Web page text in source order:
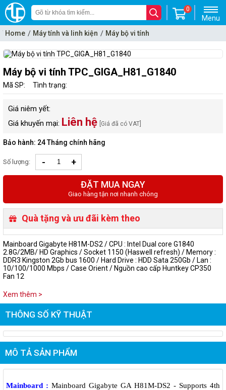
Menu
0
Home Máy tính và linh kiện
Máy bộ vi tính
Máy bộ Trần Phong(TPC)
Máy bộ vi tính TPC_GIGA_H81_G1840
Mã SP: Tình trạng:
Giá niêm yết:
Giá khuyến mại: Liên hệ [Giá đã có VAT]
Bảo hành: 24 Tháng chính hãng
Số lượng: - +
ĐẶT MUA NGAY
Giao hàng tận nơi nhanh chóng
Quà tặng và ưu đãi kèm theo
Mainboard Gigabyte H81M-DS2 / CPU : Intel Dual core G1840
2.8G/2MB/ HD Graphics / Socket 1150 (Haswell refresh) / Memory :
DDR3 Kingston 2Gb bus 1600 / Hard Drive : HDD Sata 250Gb / Lan :
10/100/1000 Mbps / Case Orient / Nguồn cao cấp Huntkey CP350
Fan 12
Xem thêm >
THÔNG SỐ KỸ THUẬT
MÔ TẢ SẢN PHẨM
Mainboard : Mainboard Gigabyte GA H81M-DS2 - Supports 4th